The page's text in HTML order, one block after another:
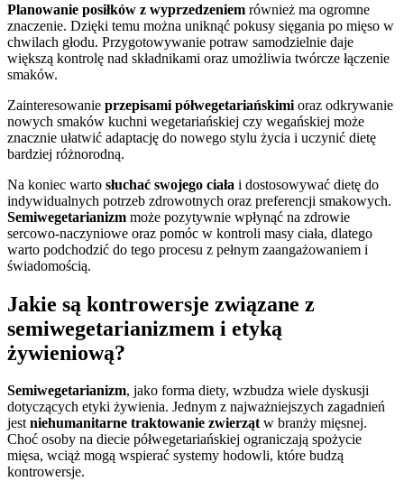
Planowanie posiłków z wyprzedzeniem również ma ogromne
znaczenie. Dzięki temu można uniknąć pokusy sięgania po mięso w
chwilach głodu. Przygotowywanie potraw samodzielnie daje
większą kontrolę nad składnikami oraz umożliwia twórcze łączenie
smaków.
Zainteresowanie przepisami półwegetariańskimi oraz odkrywanie
nowych smaków kuchni wegetariańskiej czy wegańskiej może
znacznie ułatwić adaptację do nowego stylu życia i uczynić dietę
bardziej różnorodną.
Na koniec warto słuchać swojego ciała i dostosowywać dietę do
indywidualnych potrzeb zdrowotnych oraz preferencji smakowych.
Semiwegetarianizm może pozytywnie wpłynąć na zdrowie
sercowo-naczyniowe oraz pomóc w kontroli masy ciała, dlatego
warto podchodzić do tego procesu z pełnym zaangażowaniem i
świadomością.
Jakie są kontrowersje związane z
semiwegetarianizmem i etyką
żywieniową?
Semiwegetarianizm, jako forma diety, wzbudza wiele dyskusji
dotyczących etyki żywienia. Jednym z najważniejszych zagadnień
jestniehumanitarne traktowanie zwierzątw branży mięsnej.
Choć osoby na diecie półwegetariańskiej ograniczają spożycie
mięsa, wciąż mogą wspierać systemy hodowli, które budzą
kontrowersje.